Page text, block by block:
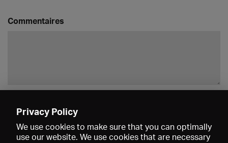
Commentaires
Privacy Policy
We use cookies to make sure that you can optimally
use our website. We use cookies that are necessary